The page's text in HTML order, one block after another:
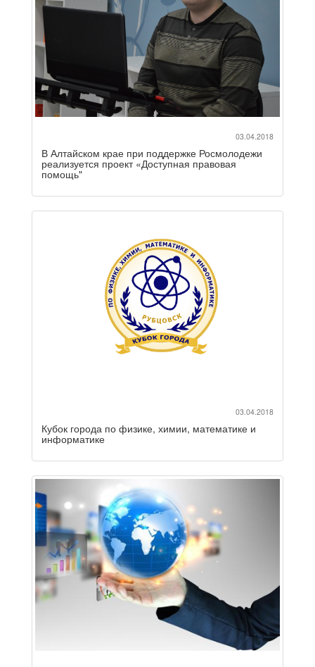
03.04.2018
В Алтайском крае при поддержке Росмолодежи
реализуется проект «Доступная правовая
помощь"
03.04.2018
Кубок города по физике, химии, математике и
информатике